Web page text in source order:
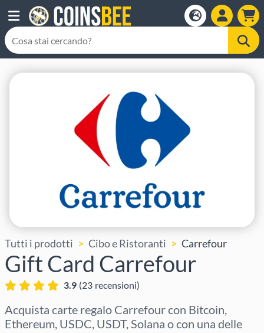
Tutti i prodotti Cibo e Ristoranti Carrefour
Gift Card Carrefour
3.9 (23 recensioni)
Acquista carte regalo Carrefour con Bitcoin,
Ethereum, USDC, USDT, Solana o con una delle